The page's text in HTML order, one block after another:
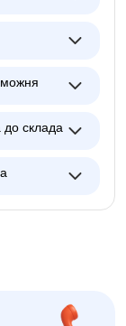
до склада